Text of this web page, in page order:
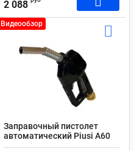
2 088
Видеообзор
Заправочный пистолет
автоматический Piusi А60
F00603060